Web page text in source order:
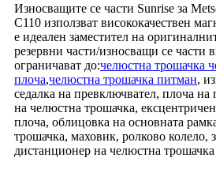
Износващите се части Sunrise за
C110 използват висококачествен
е идеален заместител на
резервни части/износващи се части
ограничават до:челюстна трошачка
плоча,челюстна трошачка питман,
седалка на превключвател, плоча на
на челюстна трошачка,
плоча, облицовка на основната
трошачка, маховик, ролково колело,
дистанционер на челюстна